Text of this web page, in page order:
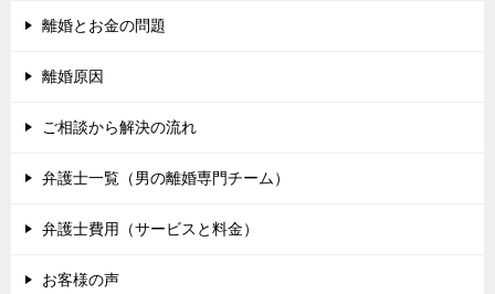
離婚とお金の問題
離婚原因
ご相談から解決の流れ
弁護士一覧（男の離婚専門チーム）
弁護士費用（サービスと料金）
お客様の声